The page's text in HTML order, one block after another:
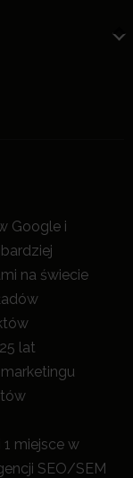
Google i
na świecie
lat
miejsce w
SEO/SEM